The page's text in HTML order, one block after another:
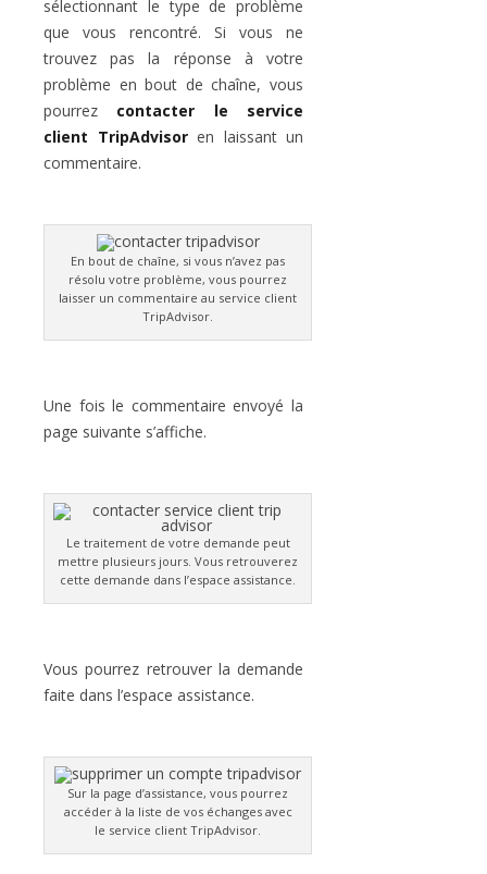
sélectionnant le type de problème
que vous rencontré. Si vous ne
trouvez pas la réponse à votre
problème en bout de chaîne, vous
pourrez contacter le service
client TripAdvisoren laissant un
commentaire.
En bout de chaîne, si vous n’avez pas
résolu votre problème, vous pourrez
laisser un commentaire au service client
TripAdvisor.
Une fois le commentaire envoyé la
page suivante s’affiche.
Le traitement de votre demande peut
mettre plusieurs jours. Vous retrouverez
cette demande dans l’espace assistance.
Vous pourrez retrouver la demande
faite dans l’espace assistance.
Sur la page d’assistance, vous pourrez
accéder à la liste de vos échanges avec
le service client TripAdvisor.